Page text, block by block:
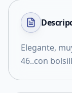
Elegante,
46..con